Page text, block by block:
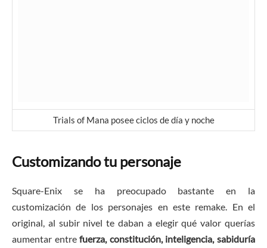
Trials of Mana posee ciclos de día y noche
Customizando tu personaje
Square-Enix se ha preocupado bastante en la
customización de los personajes en este remake. En el
original, al subir nivel te daban a elegir qué valor querías
aumentar entrefuerza, constitución, inteligencia, sabiduría